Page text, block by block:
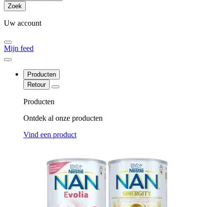
Uw account
Mijn feed
Producten
Retour
Producten
Ontdek al onze producten
Vind een product